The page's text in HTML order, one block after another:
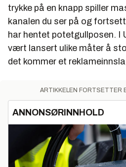
trykke på en knapp spiller
kanalen du ser på og
har hentet potetgullposen. I
vært lansert ulike måter å
det kommer et
ARTIKKELEN FORTSETTER
ANNONSØRINNHOLD